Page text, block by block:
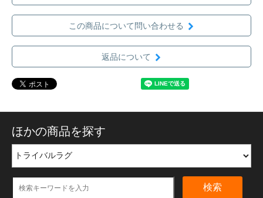
この商品について問い合わせる
返品について
ほかの商品を探す
検索